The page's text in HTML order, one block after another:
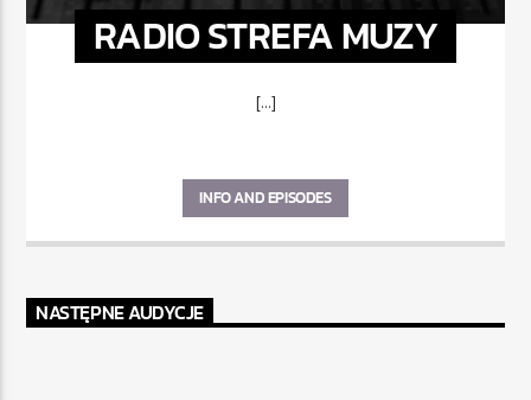
RADIO STREFA MUZY
[...]
INFO AND EPISODES
NASTĘPNE AUDYCJE